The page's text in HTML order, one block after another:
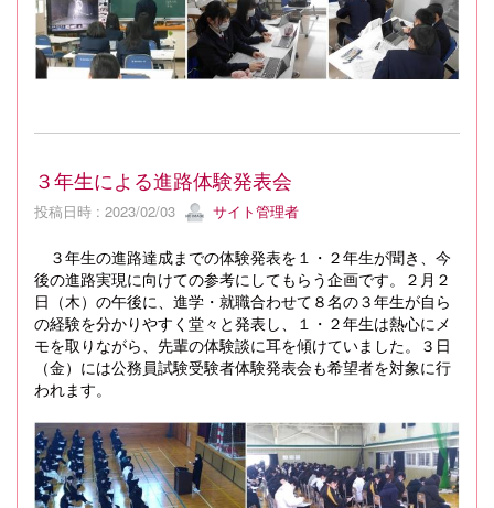
３年生による進路体験発表会
投稿日時 : 2023/02/03 サイト管理者
３年生の進路達成までの体験発表を１・２年生が聞き、今
後の進路実現に向けての参考にしてもらう企画です。２月２
日（木）の午後に、進学・就職合わせて８名の３年生が自ら
の経験を分かりやすく堂々と発表し、１・２年生は熱心にメ
モを取りながら、先輩の体験談に耳を傾けていました。３日
（金）には公務員試験受験者体験発表会も希望者を対象に行
われます。